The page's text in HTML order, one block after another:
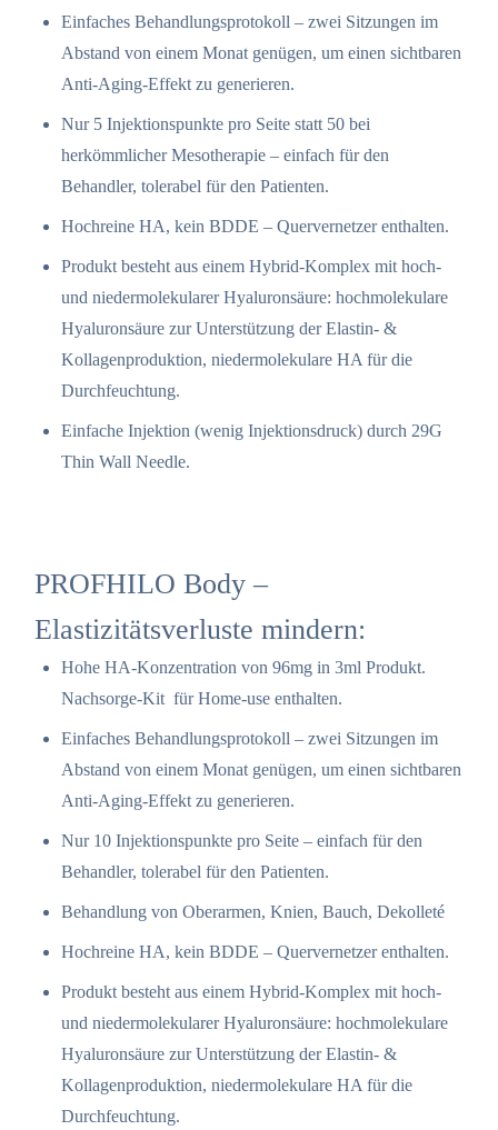
Einfaches Behandlungsprotokoll – zwei Sitzungen im
Abstand von einem Monat genügen, um einen sichtbaren
Anti-Aging-Effekt zu generieren.
Nur 5 Injektionspunkte pro Seite statt 50 bei
herkömmlicher Mesotherapie – einfach für den
Behandler, tolerabel für den Patienten.
Hochreine HA, kein BDDE – Quervernetzer enthalten.
Produkt besteht aus einem Hybrid-Komplex mit hoch-
und niedermolekularer Hyaluronsäure: hochmolekulare
Hyaluronsäure zur Unterstützung der Elastin- &
Kollagenproduktion, niedermolekulare HA für die
Durchfeuchtung.
Einfache Injektion (wenig Injektionsdruck) durch 29G
Thin Wall Needle.
PROFHILO Body –
Elastizitätsverluste mindern:
Hohe HA-Konzentration von 96mg in 3ml Produkt.
Nachsorge-Kit für Home-use enthalten.
Einfaches Behandlungsprotokoll – zwei Sitzungen im
Abstand von einem Monat genügen, um einen sichtbaren
Anti-Aging-Effekt zu generieren.
Nur 10 Injektionspunkte pro Seite – einfach für den
Behandler, tolerabel für den Patienten.
Behandlung von Oberarmen, Knien, Bauch, Dekolleté
Hochreine HA, kein BDDE – Quervernetzer enthalten.
Produkt besteht aus einem Hybrid-Komplex mit hoch-
und niedermolekularer Hyaluronsäure: hochmolekulare
Hyaluronsäure zur Unterstützung der Elastin- &
Kollagenproduktion, niedermolekulare HA für die
Durchfeuchtung.